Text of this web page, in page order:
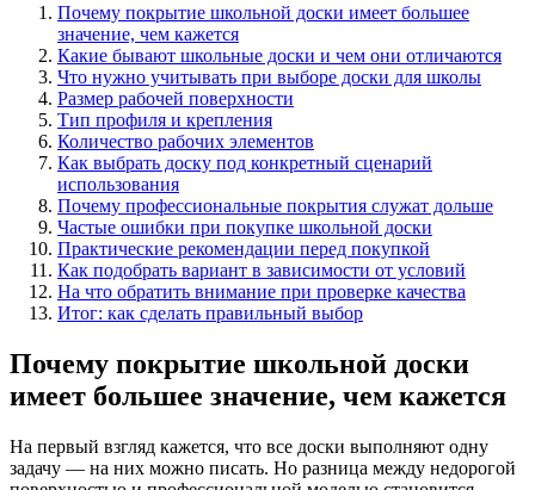
Почему покрытие школьной доски имеет большее
значение, чем кажется
Какие бывают школьные доски и чем они отличаются
Что нужно учитывать при выборе доски для школы
Размер рабочей поверхности
Тип профиля и крепления
Количество рабочих элементов
Как выбрать доску под конкретный сценарий
использования
Почему профессиональные покрытия служат дольше
Частые ошибки при покупке школьной доски
Практические рекомендации перед покупкой
Как подобрать вариант в зависимости от условий
На что обратить внимание при проверке качества
Итог: как сделать правильный выбор
Почему покрытие школьной доски
имеет большее значение, чем кажется
На первый взгляд кажется, что все доски выполняют одну
задачу — на них можно писать. Но разница между недорогой